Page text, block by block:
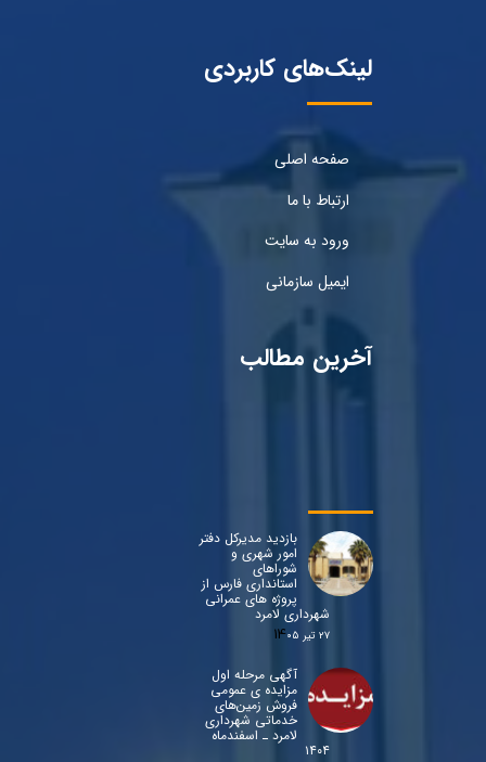
لینک‌های کاربردی
صفحه اصلی
ارتباط با ما
ورود به سایت
ایمیل سازمانی
آخرین مطالب
بازدید مدیرکل دفتر
امور شهری و
شوراهای
استانداری فارس از
پروژه های عمرانی
شهرداری لامرد
۲۷ تیر ۰۵
آگهی مرحله اول
مزایده ی عمومی
فروش زمین‌های
خدماتی شهرداری
لامرد ـ اسفندماه
۱۴۰۴